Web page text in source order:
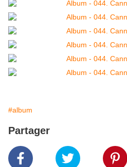
#album
Partager